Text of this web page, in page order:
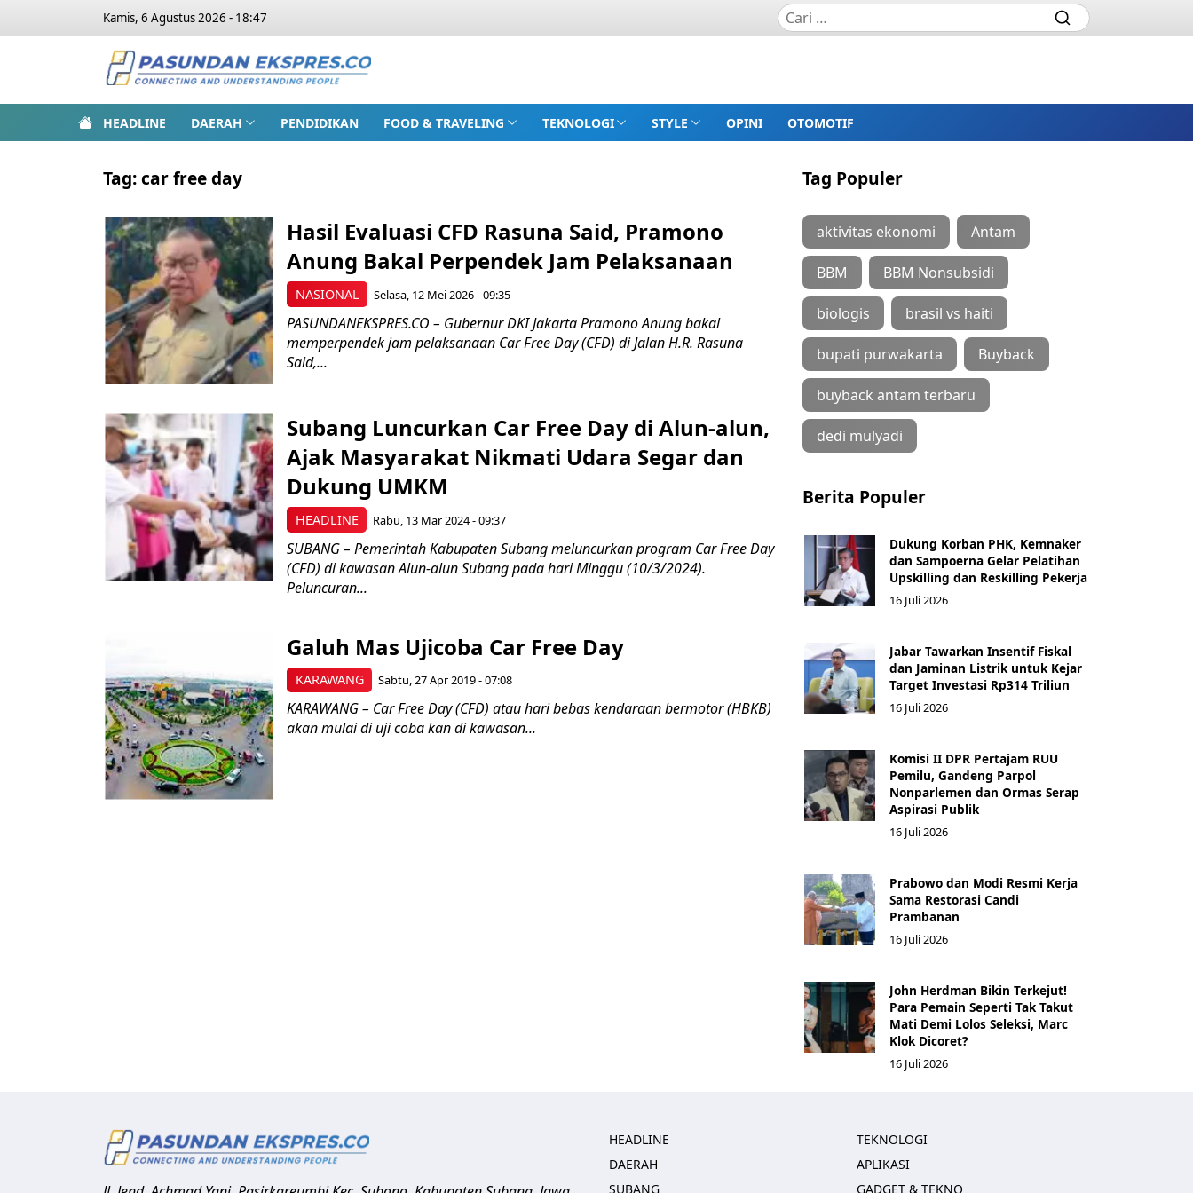
Kamis, 6 Agustus 2026 - 18:47
HEADLINE DAERAH PENDIDIKAN FOOD & TRAVELING TEKNOLOGI STYLE OPINI OTOMOTIF
Tag:car free day
NASIONAL
Hasil Evaluasi CFD Rasuna Said, Pramono
Anung Bakal Perpendek Jam Pelaksanaan
Selasa, 12 Mei 2026 - 09:35
PASUNDANEKSPRES.CO – Gubernur DKI Jakarta Pramono Anung bakal
memperpendek jam pelaksanaan Car Free Day (CFD) di Jalan H.R. Rasuna
Said,...
HEADLINE
Subang Luncurkan Car Free Day di Alun-alun,
Ajak Masyarakat Nikmati Udara Segar dan
Dukung UMKM
Rabu, 13 Mar 2024 - 09:37
SUBANG – Pemerintah Kabupaten Subang meluncurkan program Car Free Day
(CFD) di kawasan Alun-alun Subang pada hari Minggu (10/3/2024).
Peluncuran...
KARAWANG
Galuh Mas Ujicoba Car Free Day
Sabtu, 27 Apr 2019 - 07:08
KARAWANG – Car Free Day (CFD) atau hari bebas kendaraan bermotor (HBKB)
akan mulai di uji coba kan di kawasan...
Tag Populer
aktivitas ekonomi Antam
BBM BBM Nonsubsidi
biologis brasil vs haiti
bupati purwakarta Buyback
buyback antam terbaru
dedi mulyadi
Berita Populer
Dukung Korban PHK, Kemnaker
dan Sampoerna Gelar Pelatihan
Upskilling dan Reskilling Pekerja
16 Juli 2026
Jabar Tawarkan Insentif Fiskal
dan Jaminan Listrik untuk Kejar
Target Investasi Rp314 Triliun
16 Juli 2026
Komisi II DPR Pertajam RUU
Pemilu, Gandeng Parpol
Nonparlemen dan Ormas Serap
Aspirasi Publik
16 Juli 2026
Prabowo dan Modi Resmi Kerja
Sama Restorasi Candi
Prambanan
16 Juli 2026
John Herdman Bikin Terkejut!
Para Pemain Seperti Tak Takut
Mati Demi Lolos Seleksi, Marc
Klok Dicoret?
16 Juli 2026
HEADLINE
DAERAH
SUBANG
TEKNOLOGI
APLIKASI
GADGET & TEKNO